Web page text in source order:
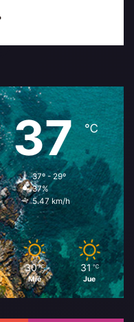
37℃
37º - 29º
37%
5.47 km/h
30 ℃
Mié
31 ℃
Jue